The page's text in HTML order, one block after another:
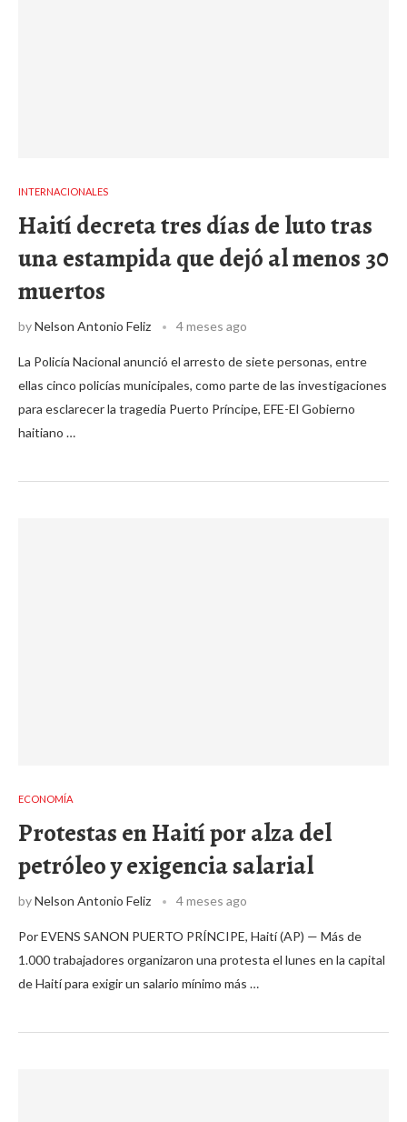
INTERNACIONALES
Haití decreta tres días de luto tras
una estampida que dejó al menos 30
muertos
byNelson Antonio Feliz 4 meses ago
La Policía Nacional anunció el arresto de siete personas, entre
ellas cinco policías municipales, como parte de las investigaciones
para esclarecer la tragedia Puerto Príncipe, EFE-El Gobierno
haitiano …
ECONOMÍA
Protestas en Haití por alza del
petróleo y exigencia salarial
byNelson Antonio Feliz 4 meses ago
Por EVENS SANON PUERTO PRÍNCIPE, Haití (AP) — Más de
1.000 trabajadores organizaron una protesta el lunes en la capital
de Haití para exigir un salario mínimo más …